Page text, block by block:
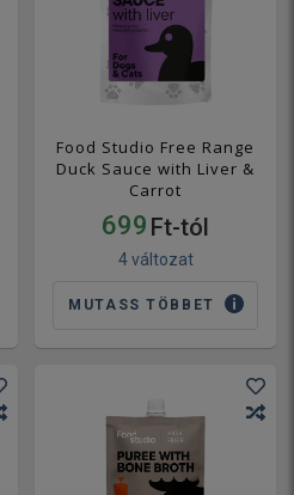
Food Studio Free Range
Duck Sauce with Liver &
Carrot
699 Ft-tól
4 változat
MUTASS TÖBBET